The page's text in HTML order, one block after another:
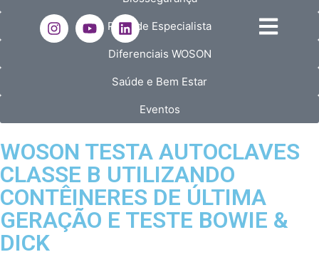
Papo de Especialista
Diferenciais WOSON
Saúde e Bem Estar
Eventos
WOSON TESTA AUTOCLAVES
CLASSE B UTILIZANDO
CONTÊINERES DE ÚLTIMA
GERAÇÃO E TESTE BOWIE &
DICK